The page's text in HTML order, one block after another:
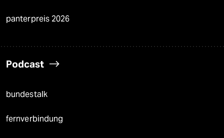
panterpreis 2026
Podcast
bundestalk
fernverbindung